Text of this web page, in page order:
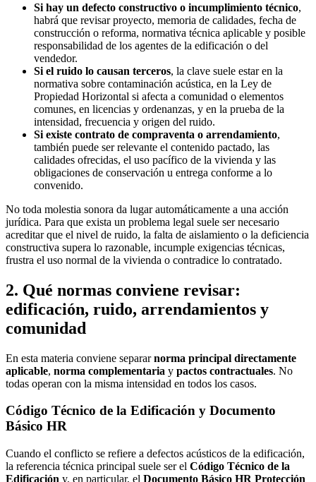
Si hay un defecto constructivo o incumplimiento técnico,
habrá que revisar proyecto, memoria de calidades, fecha de
construcción o reforma, normativa técnica aplicable y posible
responsabilidad de los agentes de la edificación o del
vendedor.
Si el ruido lo causan terceros, la clave suele estar en la
normativa sobre contaminación acústica, en la Ley de
Propiedad Horizontal si afecta a comunidad o elementos
comunes, en licencias y ordenanzas, y en la prueba de la
intensidad, frecuencia y origen del ruido.
Si existe contrato de compraventa o arrendamiento,
también puede ser relevante el contenido pactado, las
calidades ofrecidas, el uso pacífico de la vivienda y las
obligaciones de conservación u entrega conforme a lo
convenido.
No toda molestia sonora da lugar automáticamente a una acción
jurídica. Para que exista un problema legal suele ser necesario
acreditar que el nivel de ruido, la falta de aislamiento o la deficiencia
constructiva supera lo razonable, incumple exigencias técnicas,
frustra el uso normal de la vivienda o contradice lo contratado.
2. Qué normas conviene revisar:
edificación, ruido, arrendamientos y
comunidad
En esta materia conviene separarnorma principal directamente
aplicable, norma complementaria y pactos contractuales. No
todas operan con la misma intensidad en todos los casos.
Código Técnico de la Edificación y Documento
Básico HR
Cuando el conflicto se refiere a defectos acústicos de la edificación,
la referencia técnica principal suele ser el Código Técnico de la
Edificación y, en particular, el Documento Básico HR Protección